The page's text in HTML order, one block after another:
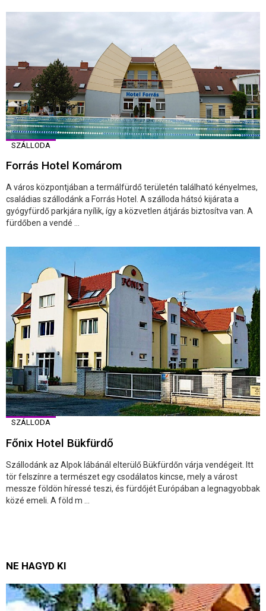
SZÁLLODA
Forrás Hotel Komárom
A város központjában a termálfürdő területén található kényelmes,
családias szállodánk a Forrás Hotel. A szálloda hátsó kijárata a
gyógyfürdő parkjára nyílik, így a közvetlen átjárás biztosítva van. A
fürdőben a vendé ...
SZÁLLODA
Főnix Hotel Bükfürdő
Szállodánk az Alpok lábánál elterülő Bükfürdőn várja vendégeit. Itt
tör felszínre a természet egy csodálatos kincse, mely a várost
messze földön híressé teszi, és fürdőjét Európában a legnagyobbak
közé emeli. A föld m ...
NE HAGYD KI